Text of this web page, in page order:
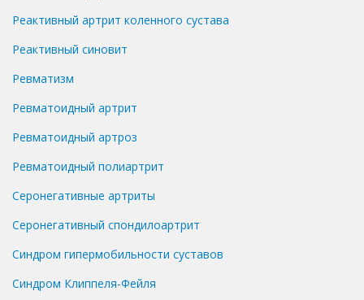
Реактивный артрит коленного сустава
Реактивный синовит
Ревматизм
Ревматоидный артрит
Ревматоидный артроз
Ревматоидный полиартрит
Серонегативные артриты
Серонегативный спондилоартрит
Синдром гипермобильности суставов
Синдром Клиппеля-Фейля